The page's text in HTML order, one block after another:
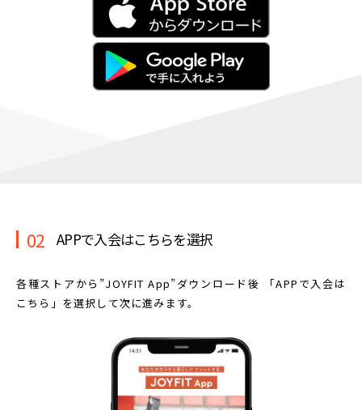
02 APPで入会はこちらを選択
各種ストアから”JOYFIT App”ダウンロード後
「APPで入会は
こちら」を選択して次に進みます。